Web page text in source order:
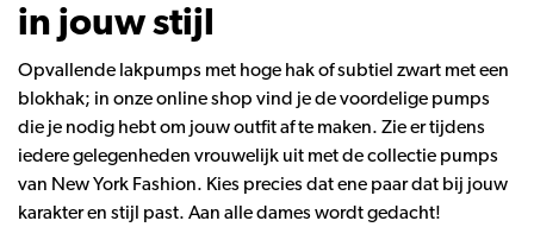
in jouw stijl
Opvallende lakpumps met hoge hak of subtiel zwart met een
blokhak; in onze online shop vind je de voordelige pumps
die je nodig hebt om jouw outfit af te maken. Zie er tijdens
iedere gelegenheden vrouwelijk uit met de collectie pumps
van New York Fashion. Kies precies dat ene paar dat bij jouw
karakter en stijl past. Aan alle dames wordt gedacht!